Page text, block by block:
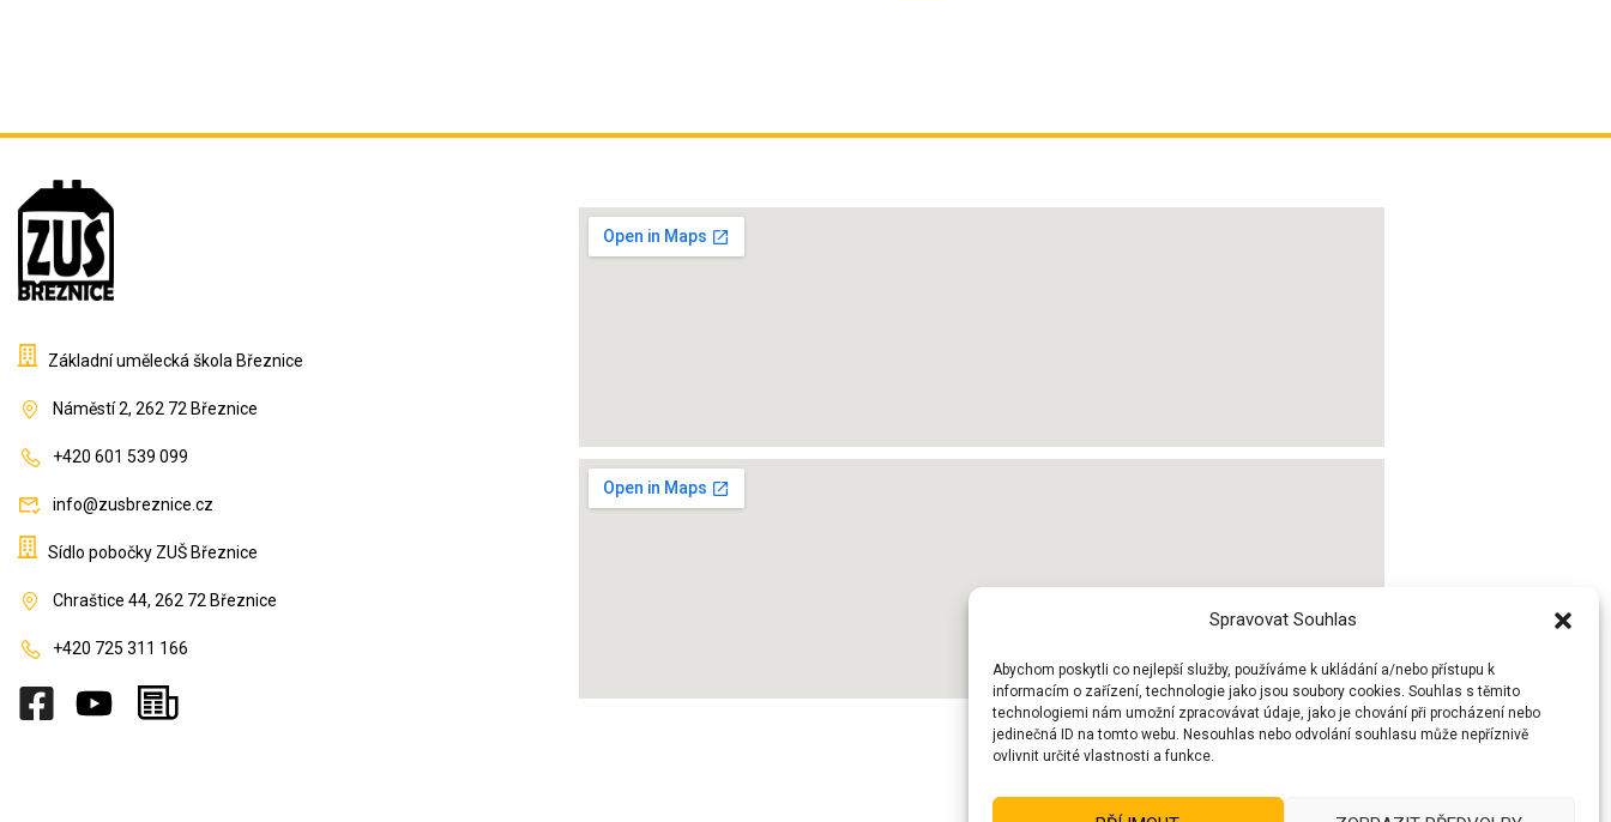
Spravovat Souhlas
Abychom poskytli co nejlepší služby, používáme k ukládání a/nebo přístupu k
informacím o zařízení, technologie jako jsou soubory cookies. Souhlas s těmito
technologiemi nám umožní zpracovávat údaje, jako je chování při procházení nebo
jedinečná ID na tomto webu. Nesouhlas nebo odvolání souhlasu může nepříznivě
ovlivnit určité vlastnosti a funkce.
Základní umělecká škola Březnice
Náměstí 2, 262 72 Březnice
+420 601 539 099
info@zusbreznice.cz
Sídlo pobočky ZUŠ Březnice
Chraštice 44, 262 72 Březnice
+420 725 311 166